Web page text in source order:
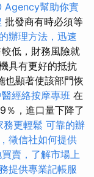
Agency幫助你實
批發商有時必須等
辦理方法，迅速
低，財務風險就
具有更好的抵抗
也顯著使該部門恢
經絡按摩專班 在
％，進口量下降了
務更輕鬆 可靠的辦
徵信社如何提供
賣，了解市場上
提供專業記帳服